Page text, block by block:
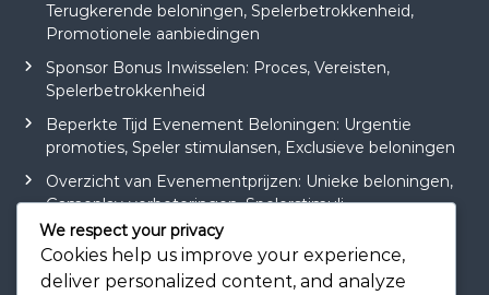
Terugkerende beloningen, Spelerbetrokkenheid,
Promotionele aanbiedingen
Sponsor Bonus Inwisselen: Proces, Vereisten,
Spelerbetrokkenheid
Beperkte Tijd Evenement Beloningen: Urgentie
promoties, Speler stimulansen, Exclusieve beloningen
Overzicht van Evenementprijzen: Unieke beloningen,
Gameplay-verbeteringen, Spelerstimuli
Speciale Evenement Sponsor Bonussen: Unieke
beloningen, Promotionele evenementen,
Spelerstimulansen
We respect your privacy
Cookies help us improve your experience,
deliver personalized content, and analyze